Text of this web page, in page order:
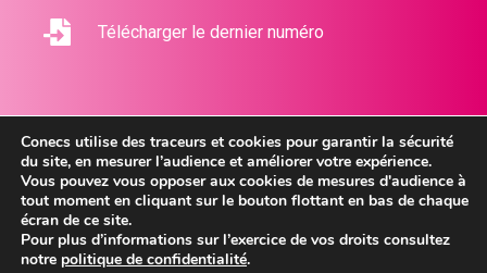
Télécharger le dernier numéro
2026 © Conecs - Tous droits réservés
Mentions légales
Conecs utilise des traceurs et cookies pour garantir la sécurité
du site, en mesurer l’audience et améliorer votre expérience.
Vous pouvez vous opposer aux cookies de mesures d'audience à
tout moment en cliquant sur le bouton flottant en bas de chaque
écran de ce site.
Pour plus d’informations sur l’exercice de vos droits consultez
notre politique de confidentialité.